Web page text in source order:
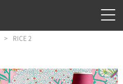
RICE 2